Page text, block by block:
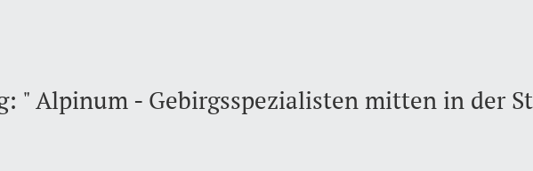
" Alpinum - Gebirgsspezialisten mitten in der